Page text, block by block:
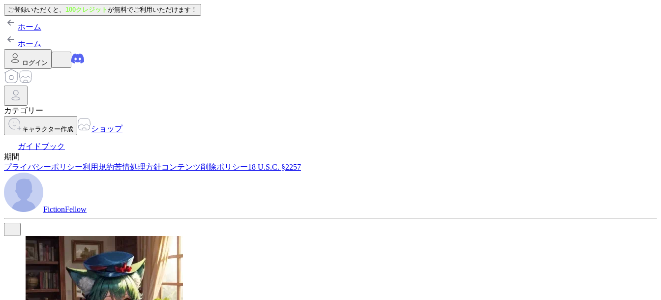
ご登録いただくと、 100クレジットが無料でご利用いただけます！
ホーム
ホーム
ログイン
カテゴリー
キャラクター作成 ショップ
ガイドブック
期間
プライバシーポリシー利用規約苦情処理方針コンテンツ削除ポリシー18 U.S.C. §2257
FictionFellow